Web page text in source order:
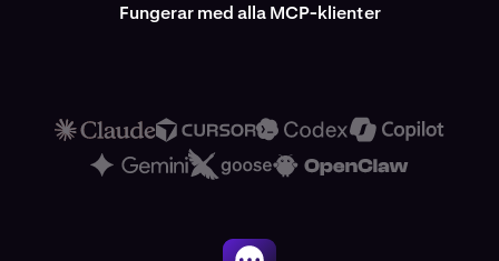
Fungerar med alla MCP-klienter